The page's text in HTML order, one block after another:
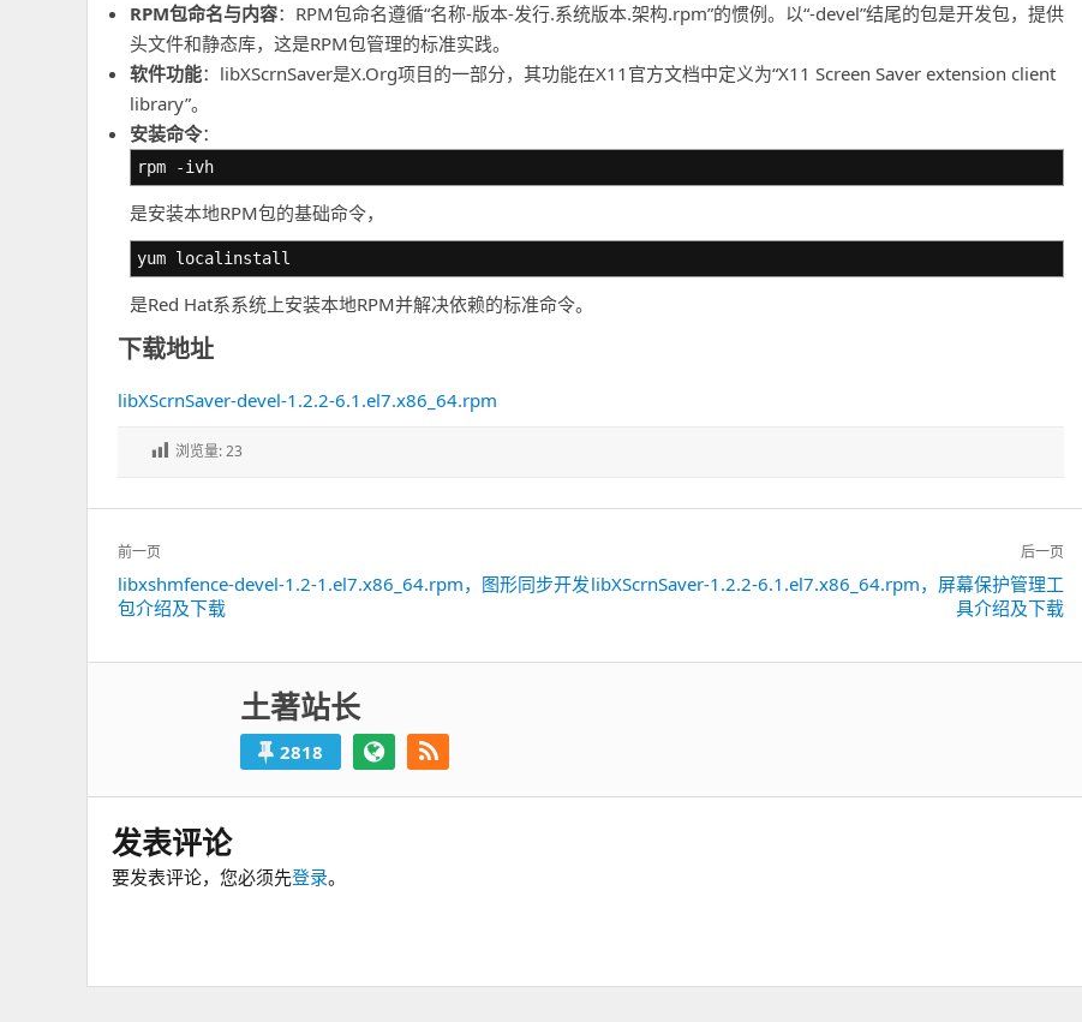
RPM包命名与内容：RPM包命名遵循“名称-版本-发行.系统版本.架构.rpm”的惯例。以“-devel”结尾的包是开发包，提供
头文件和静态库，这是RPM包管理的标准实践。
软件功能：libXScrnSaver是X.Org项目的一部分，其功能在X11官方文档中定义为“X11 Screen Saver extension client
library”。
安装命令：
rpm -ivh
是安装本地RPM包的基础命令，
yum localinstall
是Red Hat系系统上安装本地RPM并解决依赖的标准命令。
下载地址
libXScrnSaver-devel-1.2.2-6.1.el7.x86_64.rpm
浏览量:23
文
章
导
前一页
上
一
libxshmfence-devel-1.2-1.el7.x86_64.rpm，图形同步开发
包介绍及下载
后一页
下
libXScrnSaver-1.2.2-6.1.el7.x86_64.rpm，屏幕保护管理工
具介绍及下载
土著站长
2818
发表评论
要发表评论，您必须先登录。